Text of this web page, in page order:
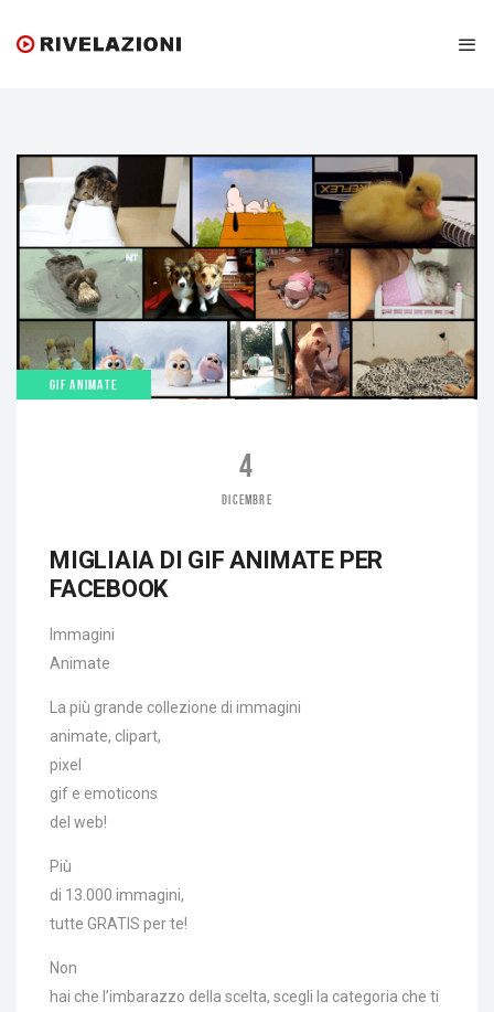
GIF ANIMATE
4
DICEMBRE
MIGLIAIA DI GIF ANIMATE PER
FACEBOOK
Immagini
Animate
La più grande collezione di immagini
animate, clipart,
pixel
gif e emoticons
del web!
Più
di 13.000 immagini,
tutte GRATIS per te!
Non
hai che l’imbarazzo della scelta, scegli la categoria che ti